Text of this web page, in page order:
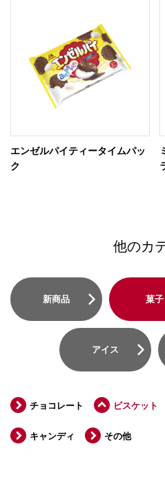
エンゼルパイティータイムパッ
ク
他のカ
新商品 菓子
アイス
チョコレート ビスケット
キャンディ その他